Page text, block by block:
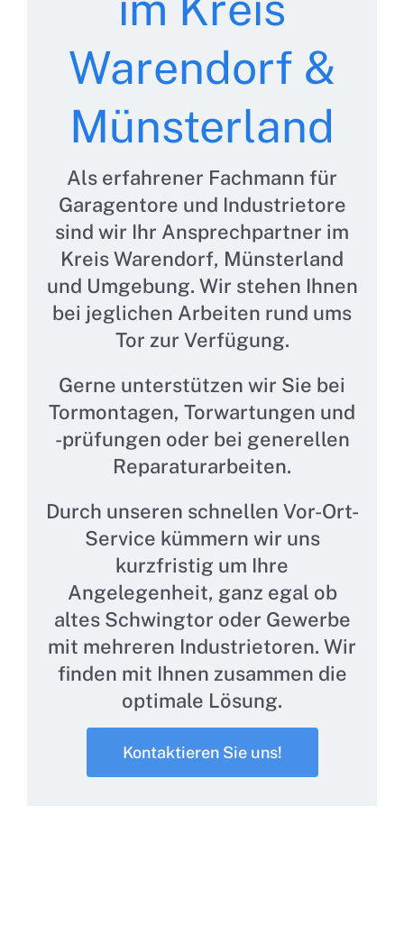
Warendorf &
Münsterland
Als erfahrener Fachmann für
Garagentore und Industrietore
sind wir Ihr Ansprechpartner im
Kreis Warendorf, Münsterland
und Umgebung. Wir stehen Ihnen
bei jeglichen Arbeiten rund ums
Tor zur Verfügung.
Gerne unterstützen wir Sie bei
Tormontagen, Torwartungen und
-prüfungen oder bei generellen
Reparaturarbeiten.
Durch unseren schnellen Vor-Ort-
Service kümmern wir uns
kurzfristig um Ihre
Angelegenheit, ganz egal ob
altes Schwingtor oder Gewerbe
mit mehreren Industrietoren. Wir
finden mit Ihnen zusammen die
optimale Lösung.
Kontaktieren Sie uns!